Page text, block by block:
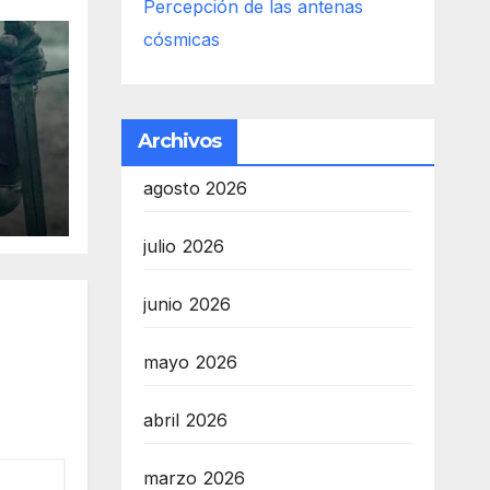
Percepción de las antenas
cósmicas
Archivos
agosto 2026
julio 2026
junio 2026
mayo 2026
abril 2026
marzo 2026